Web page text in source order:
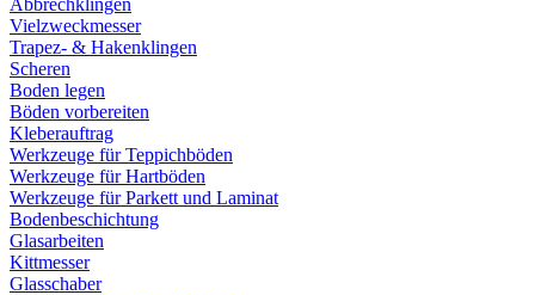
Abbrechklingen
Vielzweckmesser
Trapez- & Hakenklingen
Scheren
Boden legen
Böden vorbereiten
Kleberauftrag
Werkzeuge für Teppichböden
Werkzeuge für Hartböden
Werkzeuge für Parkett und Laminat
Bodenbeschichtung
Glasarbeiten
Kittmesser
Glasschaber